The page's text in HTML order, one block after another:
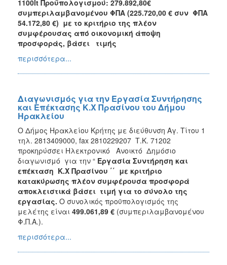
1100lt Προϋπολογισμού: 279.892,80€
συμπεριλαμβανομένου ΦΠΑ (225.720,00 € συν ΦΠΑ
54.172,80 €) με το κριτήριο της πλέον
συμφέρουσας από οικονομική άποψη
προσφοράς, βάσει τιμής
περισσότερα...
Διαγωνισμός για την Εργασία Συντήρησης
και Επέκτασης Κ.Χ Πρασίνου του Δήμου
Ηρακλείου
Ο Δήμος Ηρακλείου Κρήτης με διεύθυνση Αγ. Τίτου 1
τηλ. 2813409000, fax 2810229207 Τ.Κ. 71202
προκηρύσσει Ηλεκτρονικό Ανοικτό Δημόσιο
διαγωνισμό για την “ Εργασία Συντήρηση και
επέκταση Κ.Χ Πρασίνου ΄΄ με κριτήριο
κατακύρωσης πλέον συμφέρουσα προσφορά
αποκλειστικά βάσει τιμή για το σύνολο της
εργασίας. Ο συνολικός προϋπολογισμός της
μελέτης είναι 499.061,89 € (συμπεριλαμβανομένου
Φ.Π.Α.).
περισσότερα...